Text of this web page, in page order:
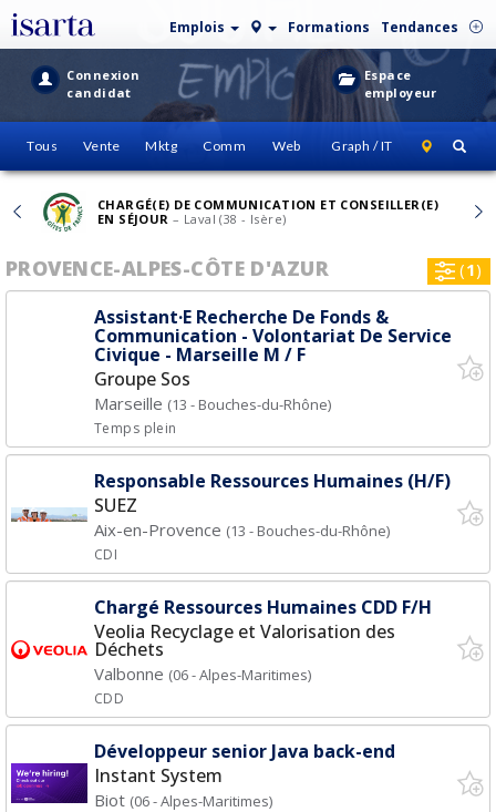
Emplois Formations Tendances
Connexion
candidat
Espace
employeur
Tous Vente Mktg Comm Web Graph / IT
CHARGÉ(E) DE COMMUNICATION ET CONSEILLER(E)
EN SÉJOUR– Laval (38 - Isère)
PROVENCE-ALPES-CÔTE D'AZUR (1)
Assistant·E Recherche De Fonds &
Communication - Volontariat De Service
Civique - Marseille M / F
Groupe Sos
Marseille (13 - Bouches-du-Rhône)
Temps plein
Responsable Ressources Humaines (H/F)
SUEZ
Aix-en-Provence (13 - Bouches-du-Rhône)
CDI
Chargé Ressources Humaines CDD F/H
Veolia Recyclage et Valorisation des
Déchets
Valbonne (06 - Alpes-Maritimes)
CDD
Développeur senior Java back-end
Instant System
Biot (06 - Alpes-Maritimes)